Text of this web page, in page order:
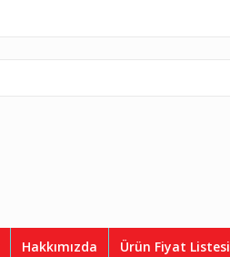
Hakkımızda Ürün Fiyat Listesi